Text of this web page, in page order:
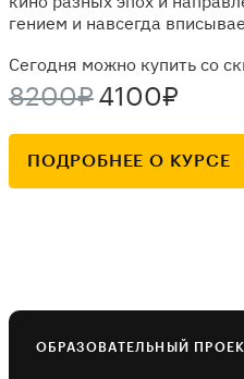
гением и навсегда
Сегодня можно купить со
8200₽ 4100₽
ПОДРОБНЕЕ О КУРСЕ
ОБРАЗОВАТЕЛЬНЫЙ ПРОЕКТ